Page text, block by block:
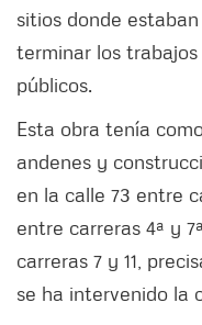
sitios donde
terminar los
públicos.
Esta obra tenía
andenes y
en la calle 73 entre
entre carreras 4ª y
carreras 7 y 11,
se ha intervenido la